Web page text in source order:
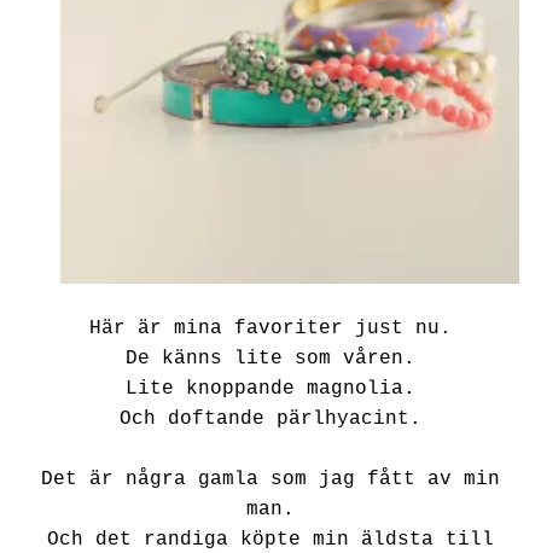
Här är mina favoriter just nu.
De känns lite som våren.
Lite knoppande magnolia.
Och doftande pärlhyacint.
Det är några gamla som jag fått av min
man.
Och det randiga köpte min äldsta till